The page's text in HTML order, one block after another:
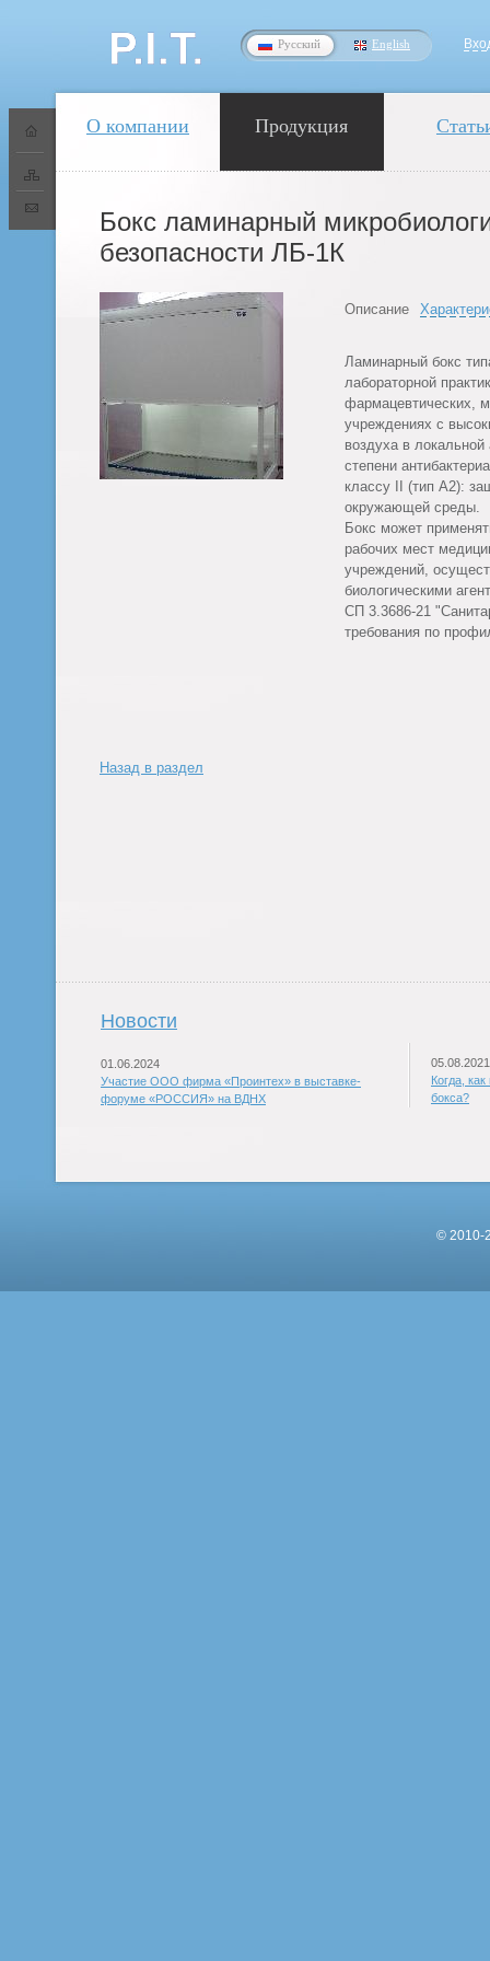
О компании Продукция
Бокс ламинарный
безопасности ЛБ-1К
Описание
Ламинарный бокс
лабораторной
фармацевтических,
учреждениях с
воздуха в
степени
классу II (тип А2):
окружающей среды.
Бокс может
рабочих мест
учреждений,
биологическими
СП 3.3686-21
требования по
Назад в раздел
Новости
01.06.2024
Участие ООО фирма «Проинтех» в выставке-
форуме «РОССИЯ» на ВДНХ
05.08.2021
Когда,
бокса?
© 2010-
Русский English